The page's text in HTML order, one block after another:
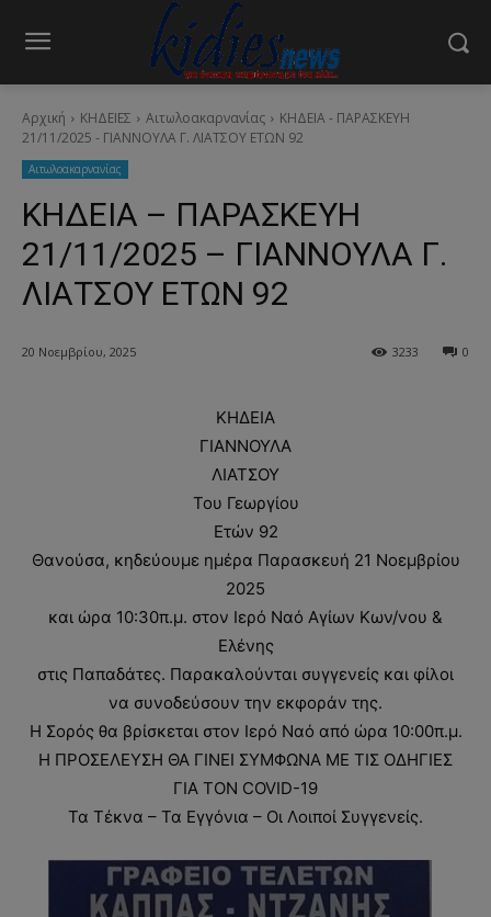
Αρχική ΚΗΔΕΙΕΣ Aιτωλοακαρνανίας
ΚΗΔΕΙΑ - ΠΑΡΑΣΚΕΥΗ
21/11/2025 - ΓΙΑΝΝΟΥΛΑ Γ. ΛΙΑΤΣΟΥ ΕΤΩΝ 92
Aιτωλοακαρνανίας
ΚΗΔΕΙΑ – ΠΑΡΑΣΚΕΥΗ
21/11/2025 – ΓΙΑΝΝΟΥΛΑ Γ.
ΛΙΑΤΣΟΥ ΕΤΩΝ 92
20 Νοεμβρίου, 2025 0
3233
ΚΗΔΕΙΑ
ΓΙΑΝΝΟΥΛΑ
ΛΙΑΤΣΟΥ
Του Γεωργίου
Ετών 92
Θανούσα, κηδεύουμε ημέρα Παρασκευή 21 Νοεμβρίου
2025
και ώρα 10:30π.μ. στον Ιερό Ναό Αγίων Κων/νου &
Ελένης
στις Παπαδάτες. Παρακαλούνται συγγενείς και φίλοι
να συνοδεύσουν την εκφοράν της.
Η Σορός θα βρίσκεται στον Ιερό Ναό από ώρα 10:00π.μ.
Η ΠΡΟΣΕΛΕΥΣΗ ΘΑ ΓΙΝΕΙ ΣΥΜΦΩΝΑ ΜΕ ΤΙΣ ΟΔΗΓΙΕΣ
ΓΙΑ ΤΟΝ COVID-19
Τα Τέκνα – Τα Εγγόνια – Οι Λοιποί Συγγενείς.